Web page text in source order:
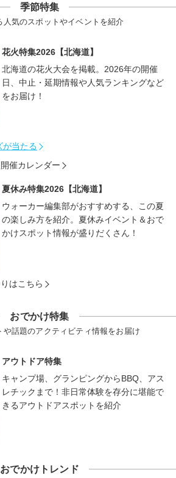
季節特集
人気のスポットやイベントを紹介
花火特集2026【北海道】
北海道の花火大会を掲載。2026年の開催
日、中止・延期情報や人気ランキングなど
をお届け！
が当たる
催カレンダー
夏休み特集2026【北海道】
ウォーカー編集部がおすすめする、この夏
の楽しみ方を紹介。夏休みイベント＆おで
かけスポット情報が盛りだくさん！
はこちら
おでかけ特集
や話題のアクティビティ情報をお届け
アウトドア特集
キャンプ場、グランピングからBBQ、アス
レチックまで！非日常体験を存分に堪能で
きるアウトドアスポットを紹介
おでかけトレンド